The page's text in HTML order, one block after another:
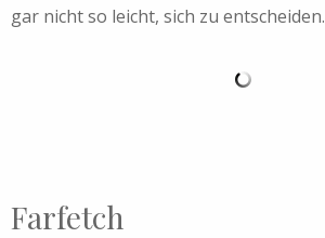
gar nicht so leicht, sich zu entscheiden.
Farfetch